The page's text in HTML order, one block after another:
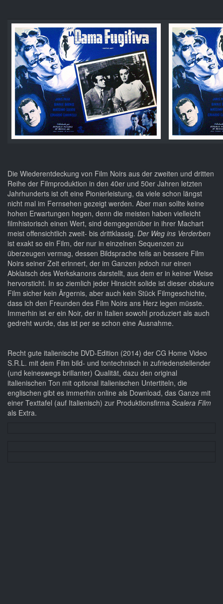
Die Wiederentdeckung von Film Noirs aus der zweiten und dritten
Reihe der Filmproduktion in den 40er und 50er Jahren letzten
Jahrhunderts ist oft eine Pionierleistung, da viele schon längst
nicht mal im Fernsehen gezeigt werden. Aber man sollte keine
hohen Erwartungen hegen, denn die meisten haben vielleicht
filmhistorisch einen Wert, sind demgegenüber in ihrer Machart
meist offensichtlich zweit- bis drittklassig. Der Weg ins Verderben
ist exakt so ein Film, der nur in einzelnen Sequenzen zu
überzeugen vermag, dessen Bildsprache teils an bessere Film
Noirs seiner Zeit erinnert, der im Ganzen jedoch nur einen
Abklatsch des Werkskanons darstellt, aus dem er in keiner Weise
hervorsticht. In so ziemlich jeder Hinsicht solide ist dieser obskure
Film sicher kein Ärgernis, aber auch kein Stück Filmgeschichte,
dass ich den Freunden des Film Noirs ans Herz legen müsste.
Immerhin ist er ein Noir, der in Italien sowohl produziert als auch
gedreht wurde, das ist per se schon eine Ausnahme.
Recht gute italienische DVD-Edition (2014) der CG Home Video
S.R.L. mit dem Film bild- und tontechnisch in zufriedenstellender
(und keineswegs brillanter) Qualität, dazu den original
italienischen Ton mit optional italienischen Untertiteln, die
englischen gibt es immerhin online als Download, das Ganze mit
einer Texttafel (auf Italienisch) zur Produktionsfirma Scalera Film
als Extra.